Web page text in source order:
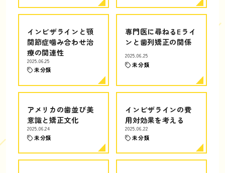
インビザラインと顎
関節症噛み合わせ治
療の関連性
2025.06.25
未分類
専門医に尋ねるEライ
ンと歯列矯正の関係
2025.06.25
未分類
アメリカの歯並び美
意識と矯正文化
2025.06.24
未分類
インビザラインの費
用対効果を考える
2025.06.22
未分類